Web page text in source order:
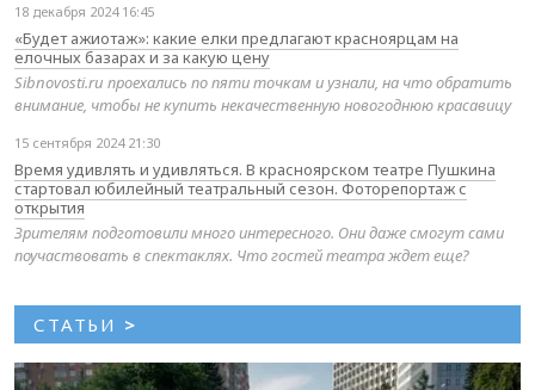
18 декабря 2024 16:45
«Будет ажиотаж»: какие елки предлагают красноярцам на
елочных базарах и за какую цену
Sibnovosti.ru проехались по пяти точкам и узнали, на что обратить
внимание, чтобы не купить некачественную новогоднюю красавицу
15 сентября 2024 21:30
Время удивлять и удивляться. В красноярском театре Пушкина
стартовал юбилейный театральный сезон. Фоторепортаж с
открытия
Зрителям подготовили много интересного. Они даже смогут сами
поучаствовать в спектаклях. Что гостей театра ждет еще?
СТАТЬИ >